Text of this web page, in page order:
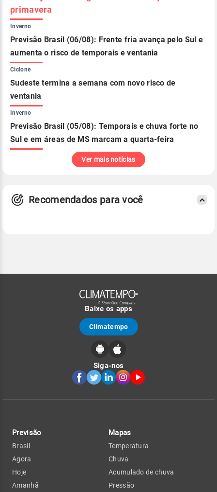
primavera
Inverno
Previsão Brasil (06/08): Frente fria avança pelo Sul e
aumenta o risco de temporais e ventania
Ciclone
Sudeste termina a semana com novo risco de
ventania
Inverno
Previsão Brasil (05/08): Temporais e chuva forte no
Sul e em áreas de MS marcam a quarta-feira
Ver mais notícias
Recomendados para você
Baixe os apps
Climatempo
Siga-nos
Previsão
Brasil
Agora
Hoje
Amanhã
Mapas
Temperatura
Chuva
Acumulado de chuva
Pressão